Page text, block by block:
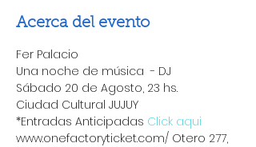
Acerca del evento
Fer Palacio
Una noche de música  - DJ
Sábado 20 de Agosto, 23 hs.
Ciudad Cultural JUJUY
*Entradas Anticipadas Click aqui
www.onefactoryticket.com/ Otero 277,